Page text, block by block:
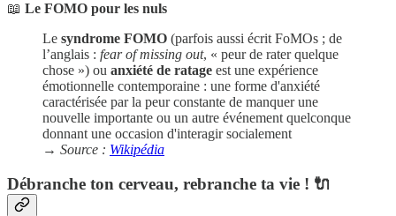
📖 Le FOMO pour les nuls
Le syndrome FOMO (parfois aussi écrit FoMOs ; de
l’anglais : fear of missing out, « peur de rater quelque
chose ») ou anxiété de ratage est une expérience
émotionnelle contemporaine : une forme d'anxiété
caractérisée par la peur constante de manquer une
nouvelle importante ou un autre événement quelconque
donnant une occasion d'interagir socialement
→ Source : Wikipédia
Débranche ton cerveau, rebranche ta vie ! 🔌